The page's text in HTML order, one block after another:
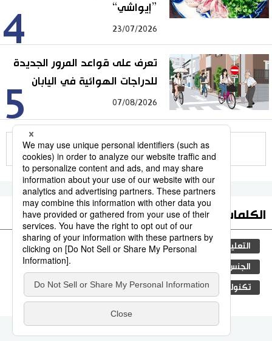
4
”إيواشي“
23/07/2026
5
تعرف على قواعد المرور الجديدة
للدراجات الهوائية في اليابان
07/08/2026
للمزيد
الكلمات الأكثر بحثا
التعليم الياباني مجتمع ثقافة طوكيو
الجنس المجتمع الياباني
تكنولوجيا جيجي برس